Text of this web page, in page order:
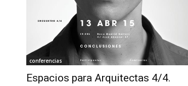
conferencias
Espacios para Arquitectas 4/4.